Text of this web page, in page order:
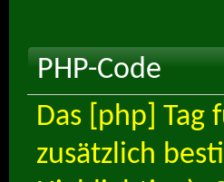
PHP-Code
Das [php] Tag
zusätzlich